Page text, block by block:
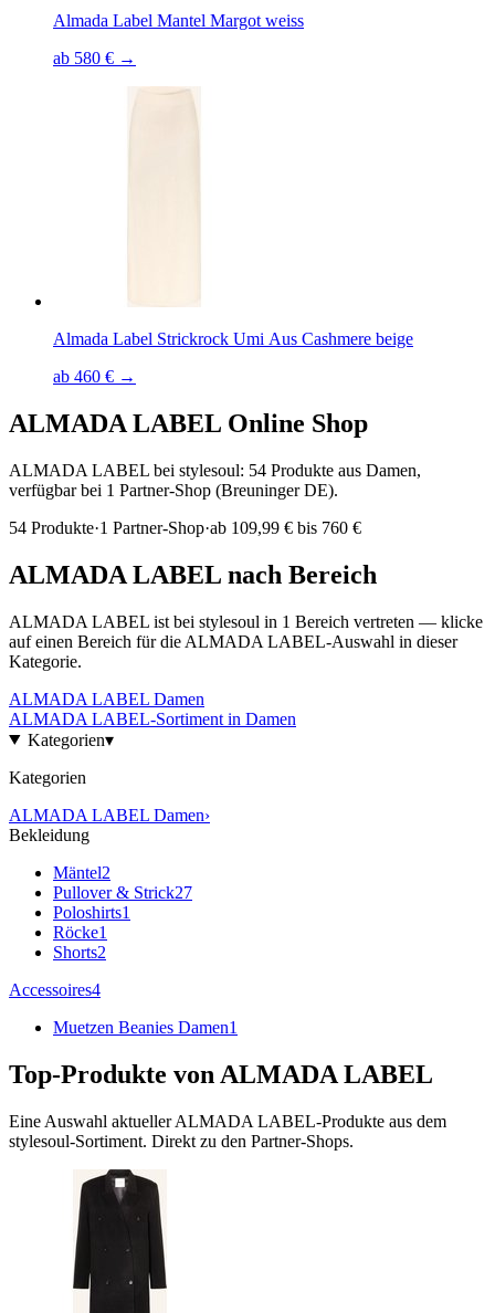
Almada Label Mantel Margot weiss
ab 580 € →
Almada Label Strickrock Umi Aus Cashmere beige
ab 460 € →
ALMADA LABEL Online Shop
ALMADA LABEL bei stylesoul: 54 Produkte aus Damen,
verfügbar bei 1 Partner-Shop (Breuninger DE).
54 Produkte·1 Partner-Shop·ab 109,99 € bis 760 €
ALMADA LABEL nach Bereich
ALMADA LABEL ist bei stylesoul in 1 Bereich vertreten — klicke
auf einen Bereich für die ALMADA LABEL-Auswahl in dieser
Kategorie.
ALMADA LABEL Damen
ALMADA LABEL-Sortiment in Damen
Kategorien▾
Kategorien
ALMADA LABEL Damen›
Bekleidung
Mäntel2
Pullover & Strick27
Poloshirts1
Röcke1
Shorts2
Accessoires4
Muetzen Beanies Damen1
Top-Produkte von ALMADA LABEL
Eine Auswahl aktuellerALMADA LABEL-Produkte aus dem
stylesoul-Sortiment. Direkt zu den Partner-Shops.